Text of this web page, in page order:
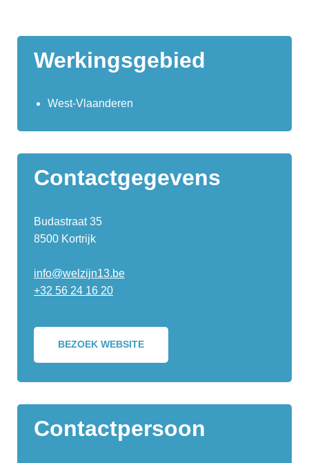
Werkingsgebied
West-Vlaanderen
Contactgegevens
Budastraat 35
8500 Kortrijk
info@welzijn13.be
+32 56 24 16 20
BEZOEK WEBSITE
Contactpersoon